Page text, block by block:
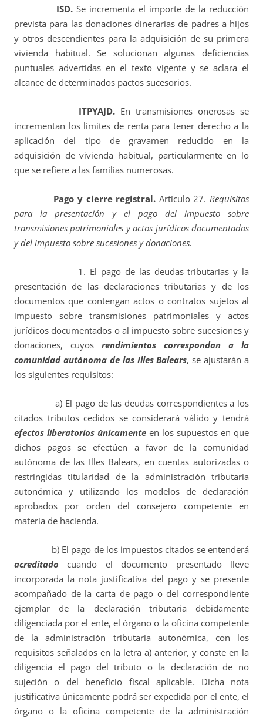
ISD. Se incrementa el importe de la reducción
prevista para las donaciones dinerarias de padres a hijos
y otros descendientes para la adquisición de su primera
vivienda habitual. Se solucionan algunas deficiencias
puntuales advertidas en el texto vigente y se aclara el
alcance de determinados pactos sucesorios.
ITPYAJD. En transmisiones onerosas se
incrementan los límites de renta para tener derecho a la
aplicación del tipo de gravamen reducido en la
adquisición de vivienda habitual, particularmente en lo
que se refiere a las familias numerosas.
Pago y cierre registral. Artículo 27.Requisitos
para la presentación y el pago del impuesto sobre
transmisiones patrimoniales y actos jurídicos documentados
y del impuesto sobre sucesiones y donaciones.
1. El pago de las deudas tributarias y la
presentación de las declaraciones tributarias y de los
documentos que contengan actos o contratos sujetos al
impuesto sobre transmisiones patrimoniales y actos
jurídicos documentados o al impuesto sobre sucesiones y
donaciones, cuyos rendimientos correspondan a la
comunidad autónoma de las Illes Balears, se ajustarán a
los siguientes requisitos:
a) El pago de las deudas correspondientes a los
citados tributos cedidos se considerará válido y tendrá
efectos liberatorios únicamente en los supuestos en que
dichos pagos se efectúen a favor de la comunidad
autónoma de las Illes Balears, en cuentas autorizadas o
restringidas titularidad de la administración tributaria
autonómica y utilizando los modelos de declaración
aprobados por orden del consejero competente en
materia de hacienda.
b) El pago de los impuestos citados se entenderá
acreditado cuando el documento presentado lleve
incorporada la nota justificativa del pago y se presente
acompañado de la carta de pago o del correspondiente
ejemplar de la declaración tributaria debidamente
diligenciada por el ente, el órgano o la oficina competente
de la administración tributaria autonómica, con los
requisitos señalados en la letra a) anterior, y conste en la
diligencia el pago del tributo o la declaración de no
sujeción o del beneficio fiscal aplicable. Dicha nota
justificativa únicamente podrá ser expedida por el ente, el
órgano o la oficina competente de la administración